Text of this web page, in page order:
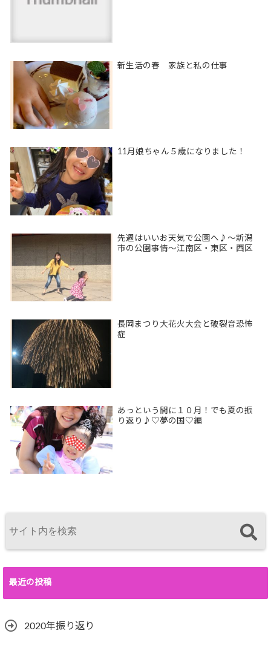
新生活の春 家族と私の仕事
11月娘ちゃん５歳になりました！
先週はいいお天気で公園へ♪〜新潟
市の公園事情〜江南区・東区・西区
長岡まつり大花火大会と破裂音恐怖
症
あっという間に１０月！でも夏の振
り返り♪♡夢の国♡編
最近の投稿
2020年振り返り